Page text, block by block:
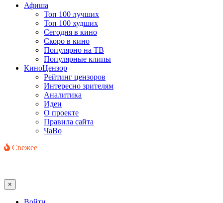
Афиша
Топ 100 лучших
Топ 100 худших
Сегодня в кино
Скоро в кино
Популярно на ТВ
Популярные клипы
КиноЦензор
Рейтинг цензоров
Интересно зрителям
Аналитика
Идеи
О проекте
Правила сайта
ЧаВо
Свежее
×